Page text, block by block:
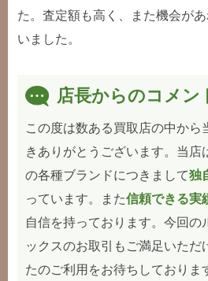
た。査定額も高く、また機会が
いました。
店長からのコメン
この度は数ある買取店の中から
きありがとうございます。当店
の各種ブランドにつきまして独
っています。また信頼できる実
自信を持っております。今回の
ックスのお取引もご満足いただ
たのご利用をお待ちしておりま